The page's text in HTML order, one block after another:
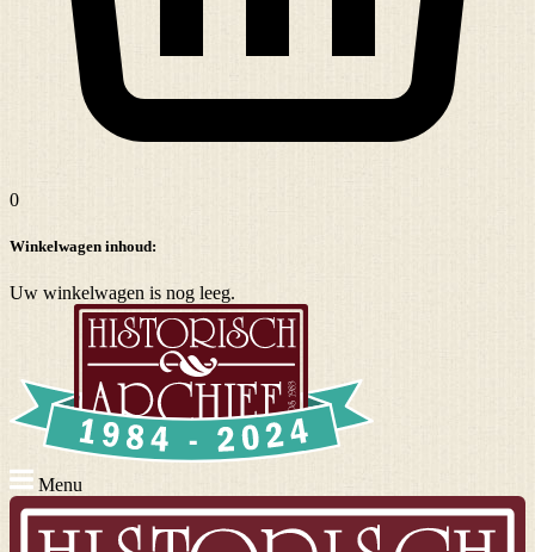
0
Winkelwagen inhoud:
Uw winkelwagen is nog leeg.
Menu